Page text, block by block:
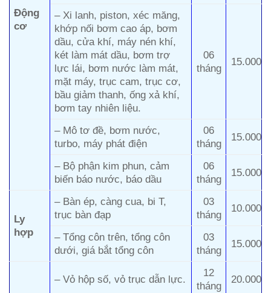
Động
cơ
– Xi lanh, piston, xéc măng,
khớp nối bơm cao áp, bơm
dầu, cửa khí, máy nén khí,
két làm mát dầu, bơm trợ
lực lái, bơm nước làm mát,
mặt máy, trục cam, trục cơ,
bầu giảm thanh, ống xả khí,
bơm tay nhiên liệu.
06
tháng
15.000
– Mô tơ đề, bơm nước,
turbo, máy phát điện
06
tháng
15.000
– Bộ phận kim phun, cảm
biến báo nước, báo dầu
06
tháng
15.000
Ly
hợp
– Bàn ép, càng cua, bi T,
trục bàn đạp
03
tháng
10.000
– Tổng côn trên, tổng côn
dưới, giá bắt tổng côn
03
tháng
15.000
– Vỏ hộp số, vỏ trục dẫn lực.
12
tháng
20.000